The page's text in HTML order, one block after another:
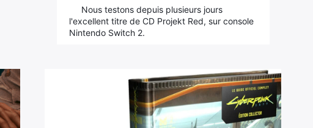
Nous testons depuis plusieurs jours
l'excellent titre de CD Projekt Red, sur console
Nintendo Switch 2.